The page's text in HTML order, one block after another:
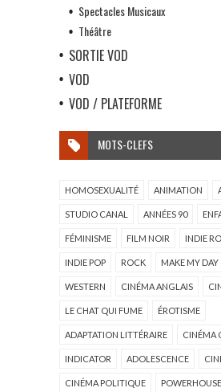
Spectacles Musicaux
Théâtre
SORTIE VOD
VOD
VOD / PLATEFORME
MOTS-CLEFS
HOMOSEXUALITÉ ANIMATION
STUDIO CANAL ANNÉES 90
FÉMINISME FILM NOIR INDIE
INDIE POP ROCK MAKE MY DAY
WESTERN CINÉMA ANGLAIS
LE CHAT QUI FUME ÉROTISME
ADAPTATION LITTÉRAIRE CINÉMA
INDICATOR ADOLESCENCE
CINÉMA POLITIQUE POWERHOUSE